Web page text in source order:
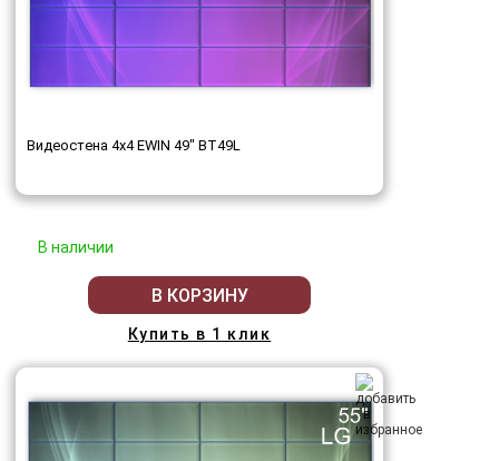
Видеостена 4x4 EWIN 49" BT49L
В наличии
В КОРЗИНУ
Купить в 1 клик